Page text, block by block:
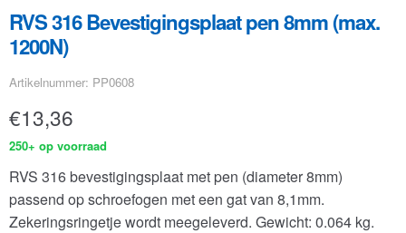
Toepassingen
Klantenservice
RVS 316 Bevestigingsplaat pen 8mm (max.
1200N)
Artikelnummer: PP0608
€13,36
250+ op voorraad
RVS 316 bevestigingsplaat met pen (diameter 8mm)
passend op schroefogen met een gat van 8,1mm.
Zekeringsringetje wordt meegeleverd. Gewicht: 0.064 kg.